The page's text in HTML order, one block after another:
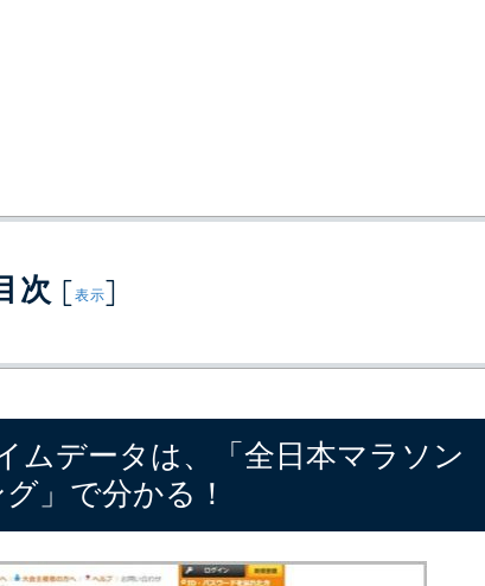
次 [表示]
ムデータは、「全日本マラソン
」で分かる！